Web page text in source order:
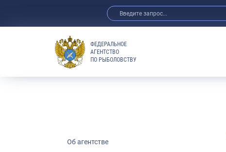
ФЕДЕРАЛЬНОЕ
АГЕНТСТВО
ПО РЫБОЛОВСТВУ
Об агентстве